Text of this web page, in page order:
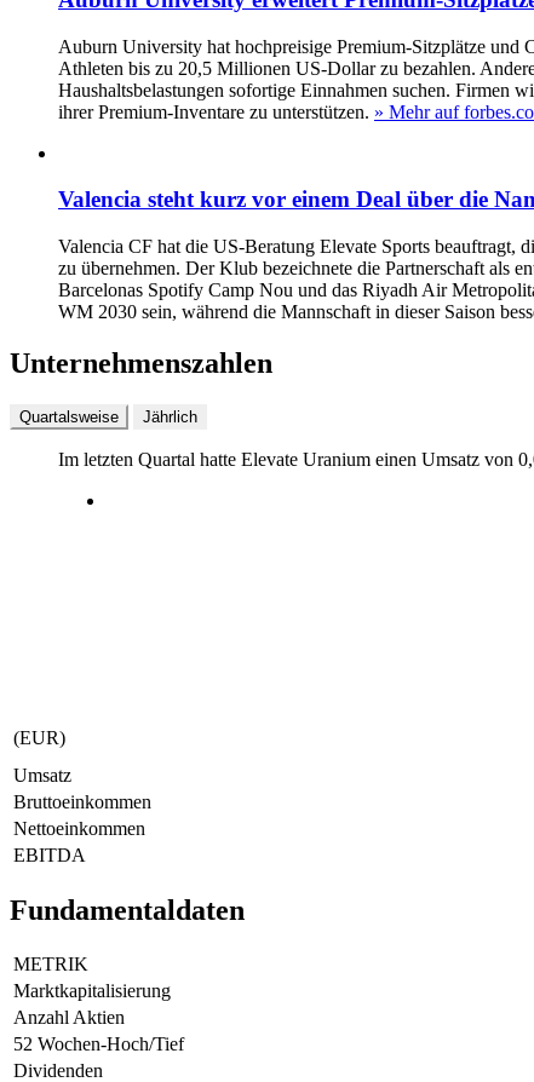
Auburn University hat hochpreisige Premium-Sitzplätze und
Athleten bis zu 20,5 Millionen US-Dollar zu bezahlen.
Haushaltsbelastungen sofortige Einnahmen suchen. Firmen
ihrer Premium-Inventare zu unterstützen. » Mehr auf
Valencia steht kurz vor einem Deal über die
Valencia CF hat die US-Beratung Elevate Sports beauftragt,
zu übernehmen. Der Klub bezeichnete die Partnerschaft als
Barcelonas Spotify Camp Nou und das Riyadh Air
WM 2030 sein, während die Mannschaft in dieser Saison
Unternehmenszahlen
Quartalsweise Jährlich
Im letzten Quartal hatte Elevate Uranium einen Umsatz von
(EUR)
Umsatz
Bruttoeinkommen
Nettoeinkommen
EBITDA
Fundamentaldaten
METRIK
Marktkapitalisierung
Anzahl Aktien
52 Wochen-Hoch/Tief
Dividenden